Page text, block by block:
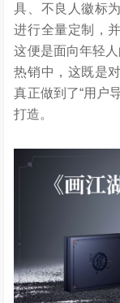
具、不良人徽标
进行全量定制，
这便是面向年轻
热销中，这既是
真正做到了“用户
打造。